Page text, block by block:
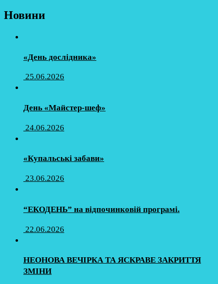
Новини
«День дослідника»
25.06.2026
День «Майстер-шеф»
24.06.2026
«Купальські забави»
23.06.2026
“ЕКОДЕНЬ” на відпочинковій програмі.
22.06.2026
НЕОНОВА ВЕЧІРКА ТА ЯСКРАВЕ ЗАКРИТТЯ
ЗМІНИ